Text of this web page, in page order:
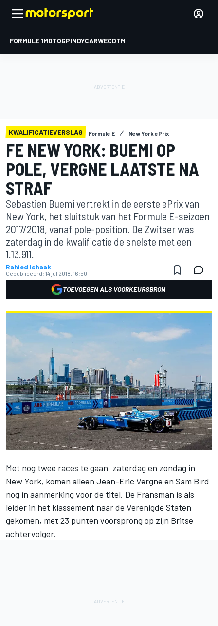
FORMULE 1MOTOGPINDYCARWECDTM
KWALIFICATIEVERSLAG Formule E New York ePrix
FE NEW YORK: BUEMI OP
POLE, VERGNE LAATSTE NA
STRAF
Sebastien Buemi vertrekt in de eerste ePrix van
New York, het sluitstuk van het Formule E-seizoen
2017/2018, vanaf pole-position. De Zwitser was
zaterdag in de kwalificatie de snelste met een
1.13.911.
Rahied Ishaak
Gepubliceerd: 14 jul 2018, 16:50
TOEVOEGEN ALS VOORKEURSBRON
Met nog twee races te gaan, zaterdag en zondag in
New York, komen alleen Jean-Eric Vergne en Sam Bird
nog in aanmerking voor de titel. De Fransman is als
leider in het klassement naar de Verenigde Staten
gekomen, met 23 punten voorsprong op zijn Britse
achtervolger.